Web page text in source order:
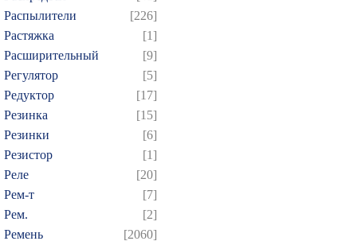
Распылители
[226]
Растяжка
[1]
Расширительный
[9]
Регулятор
[5]
Редуктор
[17]
Резинка
[15]
Резинки
[6]
Резистор
[1]
Реле
[20]
Рем-т
[7]
Рем.
[2]
Ремень
[2060]